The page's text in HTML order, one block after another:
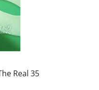
Real 35